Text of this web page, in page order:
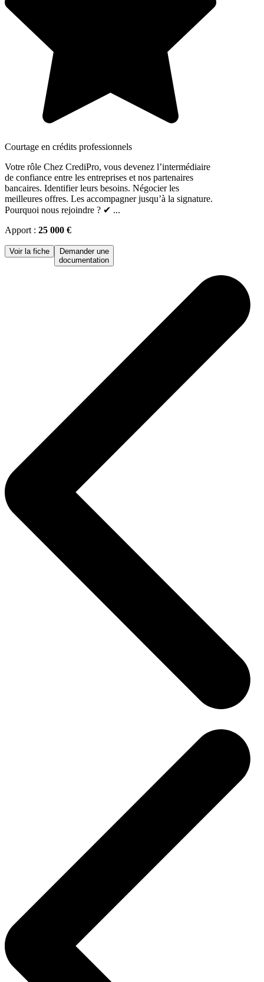
Courtage en crédits professionnels
Votre rôle Chez CrediPro, vous devenez l’intermédiaire
de confiance entre les entreprises et nos partenaires
bancaires. Identifier leurs besoins. Négocier les
meilleures offres. Les accompagner jusqu’à la signature.
Pourquoi nous rejoindre ? ✔ ...
Apport : 25 000 €
Voir la fiche
Demander une
documentation